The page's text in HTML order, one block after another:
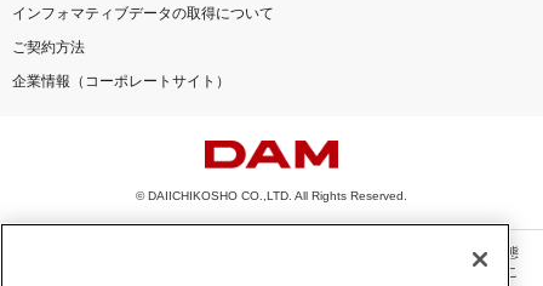
インフォマティブデータの取得について
ご契約方法
企業情報（コーポレートサイト）
© DAIICHIKOSHO CO.,LTD. All Rights Reserved.
このサイトに掲載されている一切の文章・画像・写真・動画・音声等を、手段や形態
を問わず、著作権法の定める範囲を超えて無断で複製、転載、ファイル化などするこ